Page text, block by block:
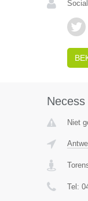
Necess
Niet
Tel: